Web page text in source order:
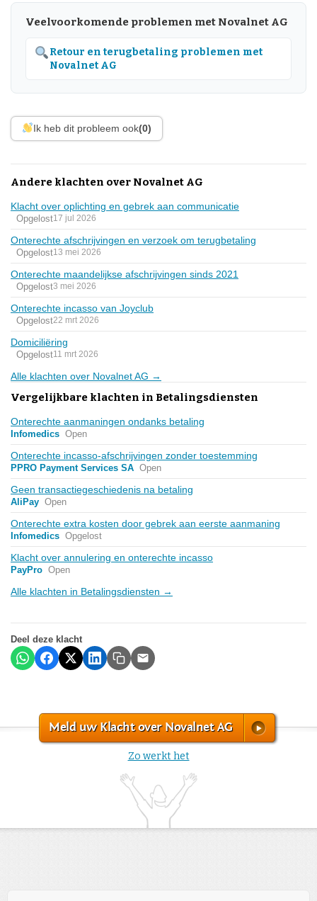
Veelvoorkomende problemen met Novalnet AG
Retour en terugbetaling problemen met
Novalnet AG
Ik heb dit probleem ook(0)
Andere klachten over Novalnet AG
Klacht over oplichting en gebrek aan communicatie
Opgelost17 jul 2026
Onterechte afschrijvingen en verzoek om terugbetaling
Opgelost13 mei 2026
Onterechte maandelijkse afschrijvingen sinds 2021
Opgelost3 mei 2026
Onterechte incasso van Joyclub
Opgelost22 mrt 2026
Domiciliëring
Opgelost11 mrt 2026
Alle klachten over Novalnet AG →
Vergelijkbare klachten in Betalingsdiensten
Onterechte aanmaningen ondanks betaling
Infomedics Open
Onterechte incasso-afschrijvingen zonder toestemming
PPRO Payment Services SA Open
Geen transactiegeschiedenis na betaling
AliPay Open
Onterechte extra kosten door gebrek aan eerste aanmaning
Infomedics Opgelost
Klacht over annulering en onterechte incasso
PayPro Open
Alle klachten in Betalingsdiensten →
Deel deze klacht
Meld uw Klacht over Novalnet AG
Zo werkt het